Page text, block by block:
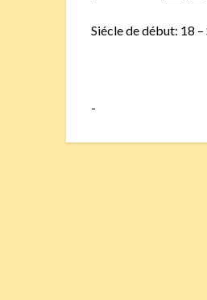
Siécle de début: 18
-